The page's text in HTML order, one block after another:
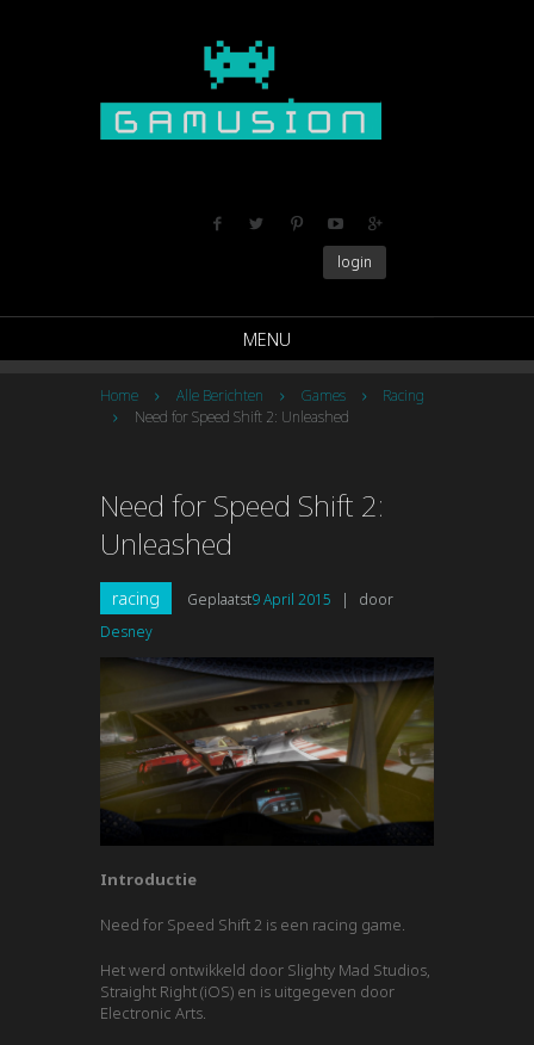
login
MENU
Home Alle Berichten Games
Racing
Need for Speed Shift 2: Unleashed
Need for Speed Shift 2:
Unleashed
racing Geplaatst9 April 2015 |
door
Desney
Introductie
Need for Speed Shift 2 is een racing game.
Het werd ontwikkeld door Slighty Mad Studios,
Straight Right (iOS) en is uitgegeven door
Electronic Arts.